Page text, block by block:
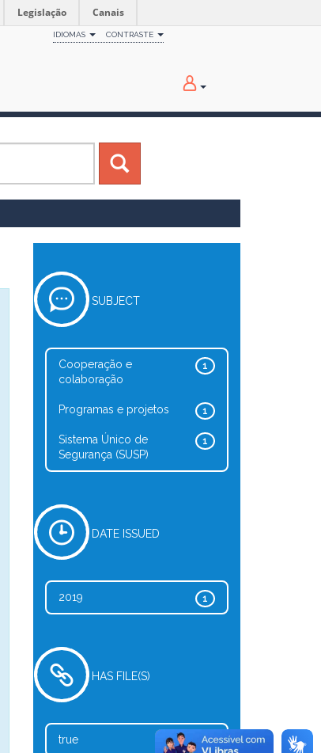
Legislação Canais
IDIOMAS CONTRASTE
SUBJECT
1
Cooperação e
colaboração
1
Programas e projetos
1
Sistema Único de
Segurança (SUSP)
DATE ISSUED
1
2019
HAS FILE(S)
1
true